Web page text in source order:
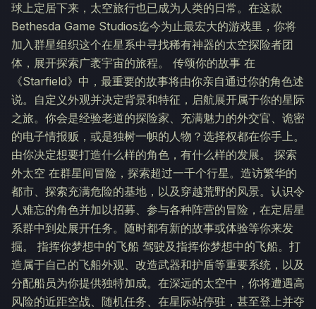
球上定居下来，太空旅行也已成为人类的日常。在这款
Bethesda Game Studios迄今为止最宏大的游戏里，你将
加入群星组织这个在星系中寻找稀有神器的太空探险者团
体，展开探索广袤宇宙的旅程。 传颂你的故事 在
《Starfield》中，最重要的故事将由你亲自通过你的角色述
说。自定义外观并决定背景和特征，启航展开属于你的星际
之旅。你会是经验老道的探险家、充满魅力的外交官、诡密
的电子情报贩，或是独树一帜的人物？选择权都在你手上。
由你决定想要打造什么样的角色，有什么样的发展。 探索
外太空 在群星间冒险，探索超过一千个行星。造访繁华的
都市、探索充满危险的基地，以及穿越荒野的风景。认识令
人难忘的角色并加以招募、参与各种阵营的冒险，在定居星
系群中到处展开任务。随时都有新的故事或体验等你来发
掘。 指挥你梦想中的飞船 驾驶及指挥你梦想中的飞船。打
造属于自己的飞船外观、改造武器和护盾等重要系统，以及
分配船员为你提供独特加成。在深远的太空中，你将遭遇高
风险的近距空战、随机任务、在星际站停驻，甚至登上并夺